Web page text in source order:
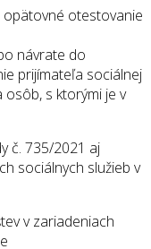
otestovanie
návrate do
prijímateľa sociálnej
osôb, s ktorými je v
č. 735/2021 aj
sociálnych služieb v
v zariadeniach